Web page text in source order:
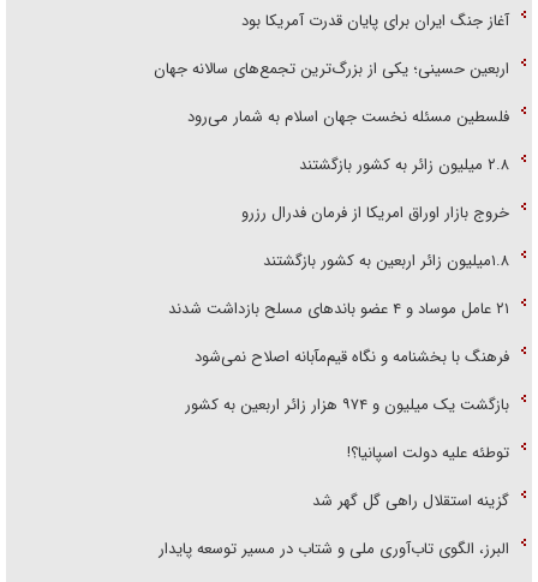
آغاز جنگ ایران برای پایان قدرت آمریکا بود
اربعین حسینی؛ یکی از بزرگ‌ترین تجمع‌های سالانه جهان
فلسطین مسئله نخست جهان اسلام به شمار می‌رود
۲.۸ میلیون زائر به کشور بازگشتند
خروج بازار اوراق امریکا از فرمان فدرال رزرو
۱.۸میلیون زائر اربعین به کشور بازگشتند
۲۱ عامل موساد و ۴ عضو باند‌های مسلح بازداشت شدند
فرهنگ با بخشنامه و نگاه قیم‌مآبانه اصلاح نمی‌شود
بازگشت یک میلیون و ۹۷۴ هزار زائر اربعین به کشور
توطئه علیه دولت اسپانیا؟!
گزینه استقلال راهی گل گهر شد
البرز، الگوی تاب‌آوری ملی و شتاب در مسیر توسعه پایدار